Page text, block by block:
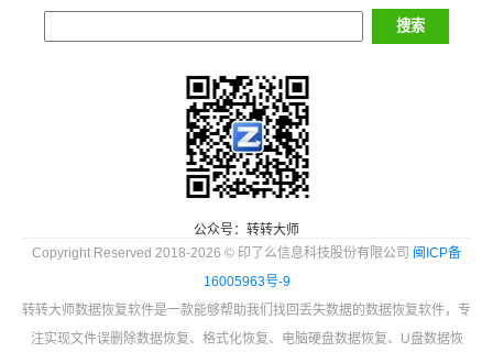
公众号：转转大师
Copyright Reserved 2018-2026 © 印了么信息科技股份有限公司 闽ICP备
16005963号-9
转转大师数据恢复软件是一款能够帮助我们找回丢失数据的数据恢复软件，专
注实现文件误删除数据恢复、格式化恢复、电脑硬盘数据恢复、U盘数据恢